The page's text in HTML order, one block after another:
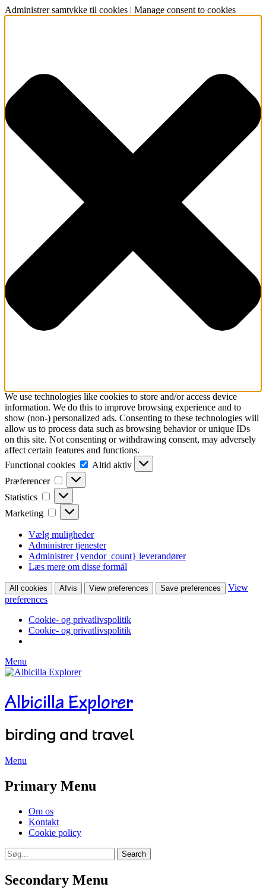
Administrer samtykke til cookies | Manage consent to cookies
We use technologies like cookies to store and/or access device
information. We do this to improve browsing experience and to
show (non-) personalized ads. Consenting to these technologies will
allow us to process data such as browsing behavior or unique IDs
on this site. Not consenting or withdrawing consent, may adversely
affect certain features and functions.
Functional cookies
Functional
cookies
Altid aktiv
Præferencer
Præferencer
Statistics Statistics
Marketing Marketing
Vælg muligheder
Administrer tjenester
Administrer {vendor_count} leverandører
Læs mere om disse formål
All cookies Afvis View preferences Save preferences
View
preferences
Cookie- og privatlivspolitik
Cookie- og privatlivspolitik
Menu
Albicilla Explorer
birding and travel
Menu
Primary Menu
Skip
content
Om os
Kontakt
Cookie policy
Search
Search
for:
Secondary Menu